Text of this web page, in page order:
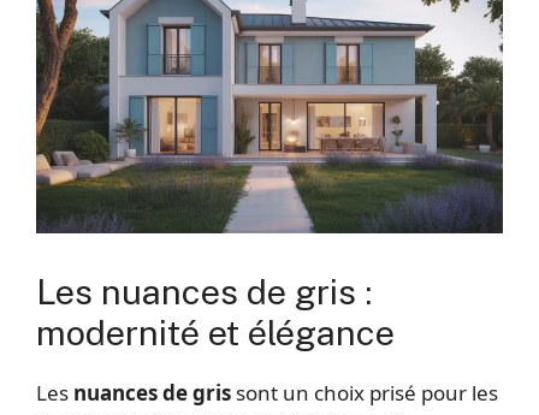
Les nuances de gris :
modernité et élégance
Les nuances de gris sont un choix prisé pour les